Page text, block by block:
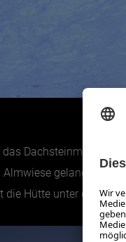
Dachsteinmassiv
gelangt.
die Hütte unter dem